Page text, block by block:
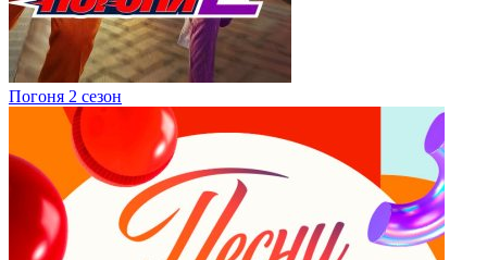
Погоня 2 сезон